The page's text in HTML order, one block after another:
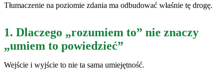
Tłumaczenie na poziomie zdania ma odbudować właśnie tę drogę.
1. Dlaczego „rozumiem to” nie znaczy
„umiem to powiedzieć”
Wejście i wyjście to nie ta sama umiejętność.